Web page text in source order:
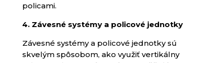
policami.
4. Závesné systémy a policové jednotky
Závesné systémy a policové jednotky sú
skvelým spôsobom, ako využiť vertikálny